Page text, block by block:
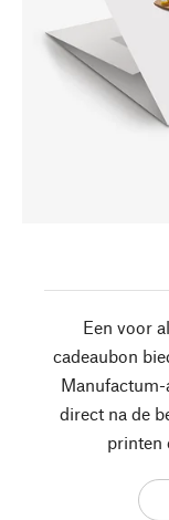
Een voor
cadeaubon
direct na de
printen